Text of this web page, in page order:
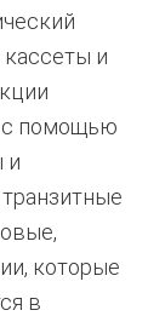
и
с помощью
и
которые
в